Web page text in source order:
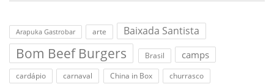
Arapuka Gastrobar arte Baixada Santista
Bom Beef Burgers Brasil camps
cardápio carnaval China in Box
churrasco